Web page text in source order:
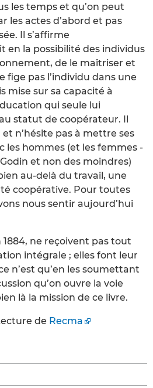
les temps et qu’on peut
les actes d’abord et pas
Il s’affirme
en la possibilité des individus
de le maîtriser et
fige pas l’individu dans une
mise sur sa capacité à
qui seule lui
statut de coopérateur. Il
n’hésite pas à mettre ses
les hommes (et les femmes -
et non des moindres)
au-delà du travail, une
coopérative. Pour toutes
nous sentir aujourd’hui
1884, ne reçoivent pas tout
intégrale ; elles font leur
n’est qu’en les soumettant
qu’on ouvre la voie
là la mission de ce livre.
de Recma